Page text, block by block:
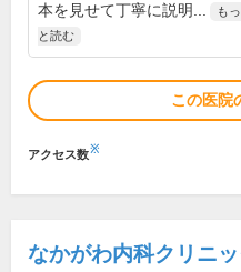
本を見せて丁寧に説明...
もっ
と読む
この医院
アクセス数※
なかがわ内科クリニッ